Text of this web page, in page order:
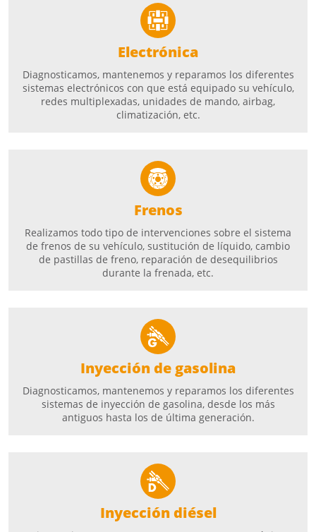
Electrónica
Diagnosticamos, mantenemos y reparamos los diferentes
sistemas electrónicos con que está equipado su vehículo,
redes multiplexadas, unidades de mando, airbag,
climatización, etc.
Frenos
Realizamos todo tipo de intervenciones sobre el sistema
de frenos de su vehículo, sustitución de líquido, cambio
de pastillas de freno, reparación de desequilibrios
durante la frenada, etc.
Inyección de gasolina
Diagnosticamos, mantenemos y reparamos los diferentes
sistemas de inyección de gasolina, desde los más
antiguos hasta los de última generación.
Inyección diésel